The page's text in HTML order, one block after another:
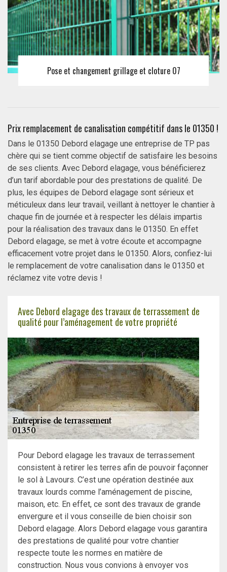
Pose et changement grillage et cloture 07
Prix remplacement de canalisation compétitif dans le 01350 !
Dans le 01350 Debord elagage une entreprise de TP pas
chère qui se tient comme objectif de satisfaire les besoins
de ses clients. Avec Debord elagage, vous bénéficierez
d’un tarif abordable pour des prestations de qualité. De
plus, les équipes de Debord elagage sont sérieux et
méticuleux dans leur travail, veillant à nettoyer le chantier à
chaque fin de journée et à respecter les délais impartis
pour la réalisation des travaux dans le 01350. En effet
Debord elagage, se met à votre écoute et accompagne
efficacement votre projet dans le 01350. Alors, confiez-lui
le remplacement de votre canalisation dans le 01350 et
réclamez vite votre devis !
Avec Debord elagage des travaux de terrassement de
qualité pour l’aménagement de votre propriété
Pour Debord elagage les travaux de terrassement
consistent à retirer les terres afin de pouvoir façonner
le sol à Lavours. C’est une opération destinée aux
travaux lourds comme l’aménagement de piscine,
maison, etc. En effet, ce sont des travaux de grande
envergure et il vous conseille de bien choisir son
Debord elagage. Alors Debord elagage vous garantira
des prestations de qualité pour votre chantier
respecte toute les normes en matière de
construction. Nous vous convions à envoyer vos